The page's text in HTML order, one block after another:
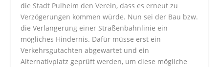
die Stadt Pulheim den Verein, dass es erneut zu
Verzögerungen kommen würde. Nun sei der Bau bzw.
die Verlängerung einer Straßenbahnlinie ein
mögliches Hindernis. Dafür müsse erst ein
Verkehrsgutachten abgewartet und ein
Alternativplatz geprüft werden, um diese mögliche